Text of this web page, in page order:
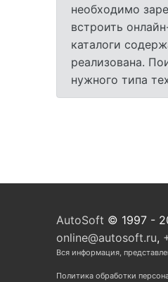
необходимо
встроить
каталоги
реализована.
нужного типа
AutoSoft © 1997 -
online@autosoft.ru,
Вся информация,
Политика обработки